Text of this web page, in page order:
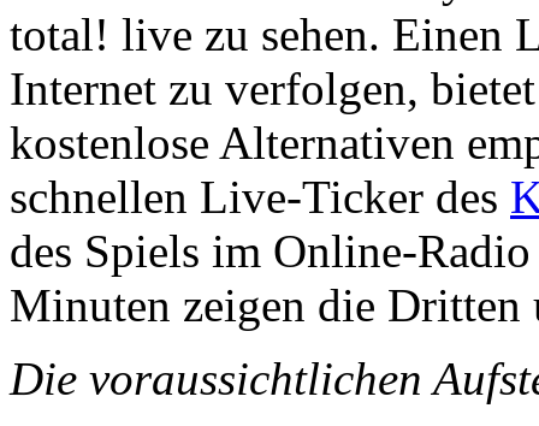
total! live zu sehen. Einen
Internet zu verfolgen,
kostenlose Alternativen
schnellen Live-Ticker des
des Spiels im Online-
Minuten zeigen die Dritten
Die voraussichtlichen